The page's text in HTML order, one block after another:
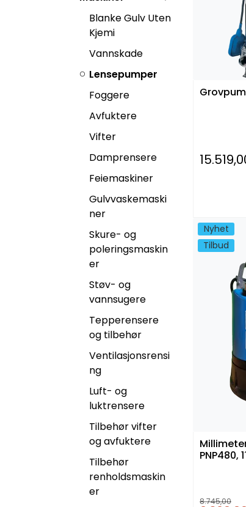
Blanke Gulv Uten
Kjemi
Vannskade
Lensepumper
Foggere
Avfuktere
Vifter
Damprensere
Feiemaskiner
Gulvvaskemaski
ner
Skure- og
poleringsmaskin
er
Støv- og
vannsugere
Tepperensere
og tilbehør
Ventilasjonsrensi
ng
Luft- og
luktrensere
Tilbehør vifter
og avfuktere
Tilbehør
renholdsmaskin
er
Nyhet
Tilbud
PNP480,
8.745,00